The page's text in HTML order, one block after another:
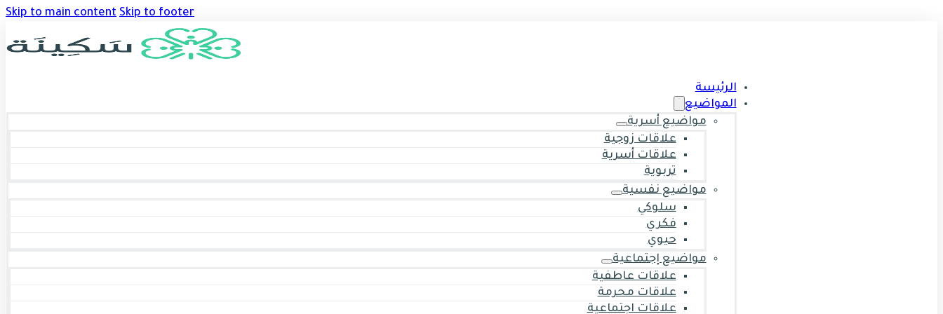
Skip to main content Skip to footer
الرئيسة
المواضيع
مواضيع أسرية
علاقات زوجية
علاقات أسرية
تربوية
مواضيع نفسية
سلوكي
فكري
حيوي
مواضيع إجتماعية
علاقات عاطفية
علاقات محرمة
علاقات اجتماعية